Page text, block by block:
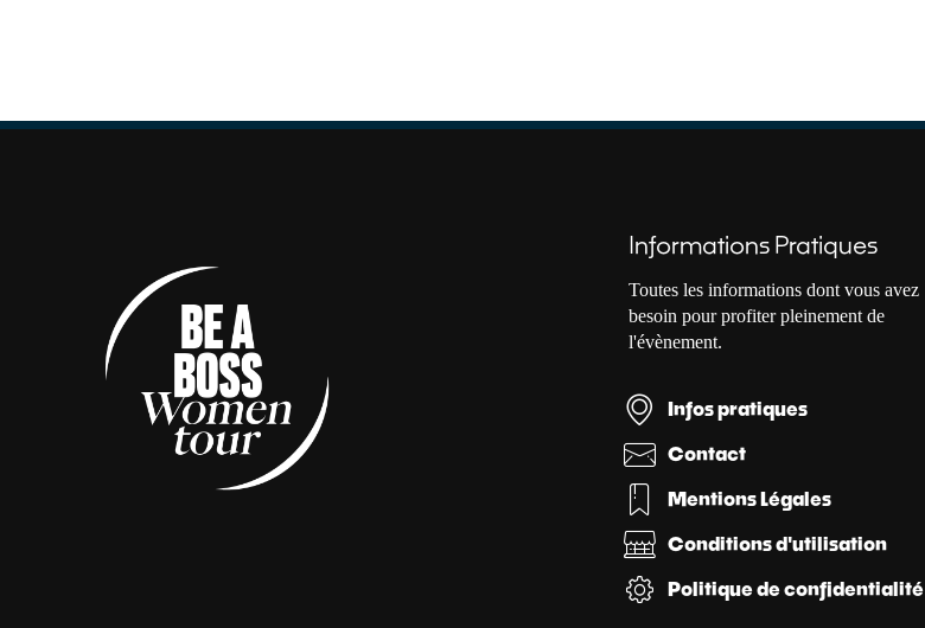
Informations Pratiques
Toutes les informations dont vous avez
besoin pour profiter pleinement de
l'évènement.
Infos pratiques
Contact
Mentions Légales
Conditions d'utilisation
Politique de confidentialité